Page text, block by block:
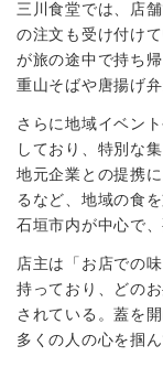
三川食堂では、店
の注文も受け付け
が旅の途中で持ち
重山そばや唐揚げ
さらに地域イベン
しており、特別な
地元企業との提携
るなど、地域の食
石垣市内が中心で
店主は「お店での
持っており、どの
されている。蓋を
多くの人の心を掴ん